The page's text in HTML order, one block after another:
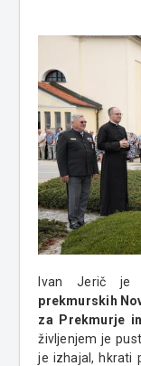
Ivan Jerič
prekmurskih
za Prekmurje
življenjem je
je izhajal, hkrati